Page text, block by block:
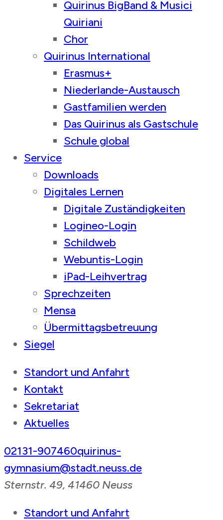
Quirinus BigBand & Musici
Quiriani
Chor
Quirinus International
Erasmus+
Niederlande-Austausch
Gastfamilien werden
Das Quirinus als Gastschule
Schule global
Service
Downloads
Digitales Lernen
Digitale Zuständigkeiten
Logineo-Login
Schildweb
Webuntis-Login
iPad-Leihvertrag
Sprechzeiten
Mensa
Übermittagsbetreuung
Siegel
Standort und Anfahrt
Kontakt
Sekretariat
Aktuelles
02131-907460quirinus-
gymnasium@stadt.neuss.de
Sternstr. 49, 41460 Neuss
Standort und Anfahrt